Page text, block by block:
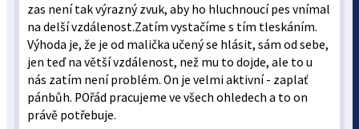
zas není tak výrazný zvuk, aby ho hluchnoucí pes vnímal
na delší vzdálenost.Zatím vystačíme s tím tleskáním.
Výhoda je, že je od malička učený se hlásit, sám od sebe,
jen teď na větší vzdálenost, než mu to dojde, ale to u
nás zatím není problém. On je velmi aktivní - zaplať
pánbůh. POřád pracujeme ve všech ohledech a to on
právě potřebuje.